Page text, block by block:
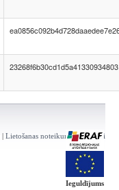
| Lietošanas noteikumi | Kontakti
Ieguldījums